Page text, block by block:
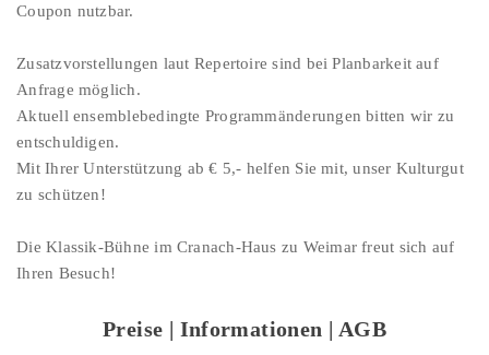
Coupon nutzbar.
Zusatzvorstellungen laut Repertoire sind bei Planbarkeit auf
Anfrage möglich.
Aktuell ensemblebedingte Programmänderungen bitten wir zu
entschuldigen.
Mit Ihrer Unterstützung ab € 5,- helfen Sie mit, unser Kulturgut
zu schützen!
Die Klassik-Bühne im Cranach-Haus zu Weimar freut sich auf
Ihren Besuch!
Preise | Informationen | AGB